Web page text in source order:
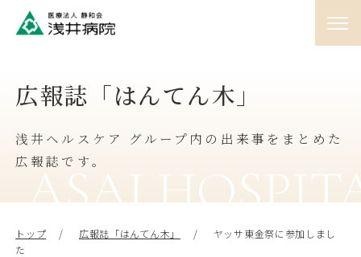
♯01 外来
♯02 入院
♯03 訪問
広報誌「はんてん木」
浅井ヘルスケア グループ内の出来事をまとめた
広報誌です。
ASAI
トップ 広報誌「はんてん木」
ヤッサ東金祭に参加しまし
た